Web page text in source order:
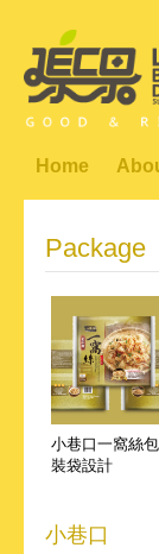
Home
Package
小巷口一窩絲包
裝袋設計
小巷口